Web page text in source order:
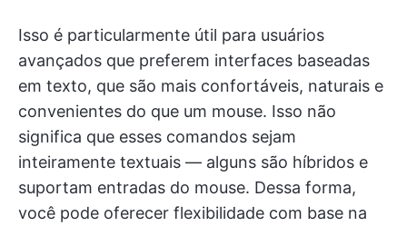
Isso é particularmente útil para usuários
avançados que preferem interfaces baseadas
em texto, que são mais confortáveis, naturais e
convenientes do que um mouse. Isso não
significa que esses comandos sejam
inteiramente textuais — alguns são híbridos e
suportam entradas do mouse. Dessa forma,
você pode oferecer flexibilidade com base na